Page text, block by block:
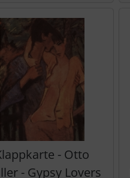
- Otto
- Gypsy Lovers